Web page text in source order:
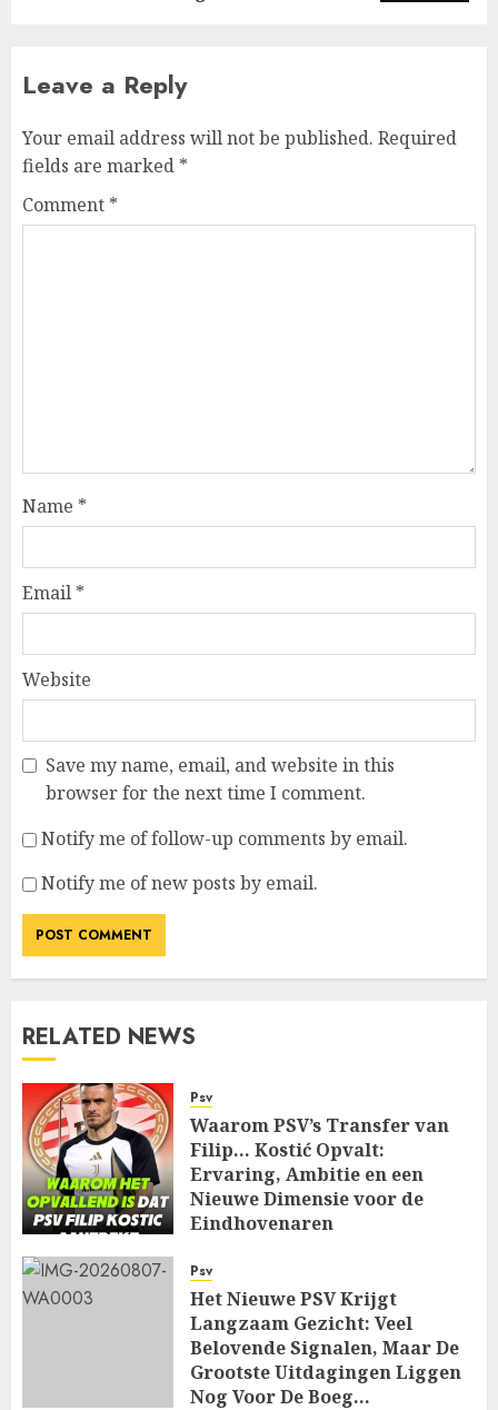
Leave a Reply
Your email address will not be published. Required
fields are marked *
Comment *
Name *
Email *
Website
Save my name, email, and website in this
browser for the next time I comment.
Notify me of follow-up comments by email.
Notify me of new posts by email.
RELATED NEWS
Psv
Waarom PSV’s Transfer van
Filip… Kostić Opvalt:
Ervaring, Ambitie en een
Nieuwe Dimensie voor de
Eindhovenaren
Psv
Het Nieuwe PSV Krijgt
Langzaam Gezicht: Veel
Belovende Signalen, Maar De
Grootste Uitdagingen Liggen
Nog Voor De Boeg…